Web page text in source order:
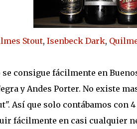
Stout, Isenbeck Dark,
consigue fácilmente en
y Andes Porter. No existe
Así que solo contábamos
fácilmente en casi cualquier